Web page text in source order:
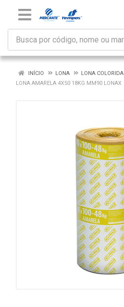
INÍCIO LONA
LONA COLORIDA
LONA AMARELA 4X50 18KG MM90 LONAX